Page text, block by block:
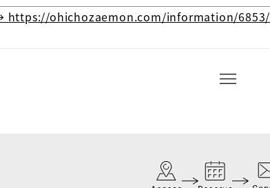
https://ohichozaemon.com/information/6853/